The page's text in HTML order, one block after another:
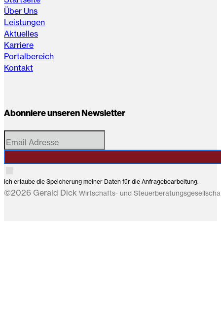
Über Uns
Leistungen
Aktuelles
Karriere
Portalbereich
Kontakt
Abonniere unseren Newsletter
Ich erlaube die Speicherung meiner Daten für die Anfragebearbeitung.
©2026 Gerald Dick Wirtschafts- und